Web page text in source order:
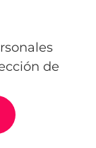
de